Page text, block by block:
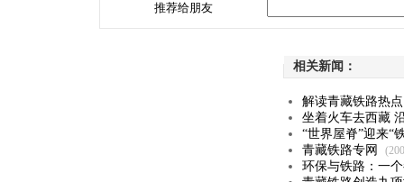
推荐给朋友
相关新闻：
解读青藏铁路热
坐着火车去西藏
“世界屋脊”迎来“
青藏铁路专网
环保与铁路：一